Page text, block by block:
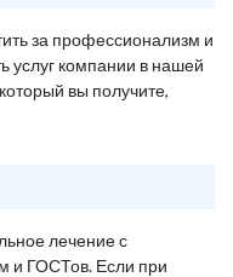
за профессионализм и
услуг компании в нашей
вы получите,
лечение с
и ГОСТов. Если при